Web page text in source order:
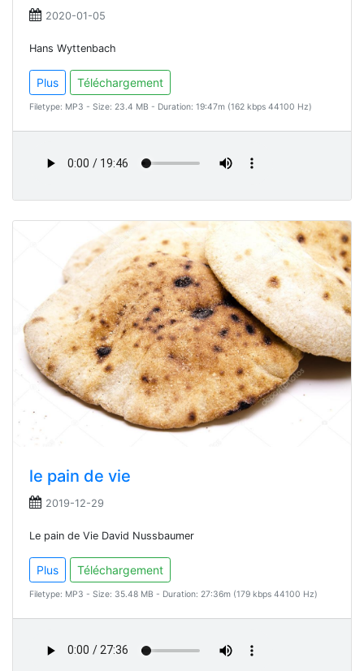
2020-01-05
Hans Wyttenbach
Plus Téléchargement
Filetype: MP3 - Size: 23.4 MB - Duration: 19:47m (162 kbps 44100 Hz)
le pain de vie
2019-12-29
Le pain de Vie David Nussbaumer
Plus Téléchargement
Filetype: MP3 - Size: 35.48 MB - Duration: 27:36m (179 kbps 44100 Hz)